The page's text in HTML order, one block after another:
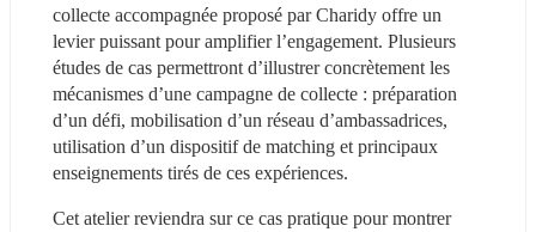
collecte accompagnée proposé par Charidy offre un
levier puissant pour amplifier l’engagement. Plusieurs
études de cas permettront d’illustrer concrètement les
mécanismes d’une campagne de collecte : préparation
d’un défi, mobilisation d’un réseau d’ambassadrices,
utilisation d’un dispositif de matching et principaux
enseignements tirés de ces expériences.
Cet atelier reviendra sur ce cas pratique pour montrer